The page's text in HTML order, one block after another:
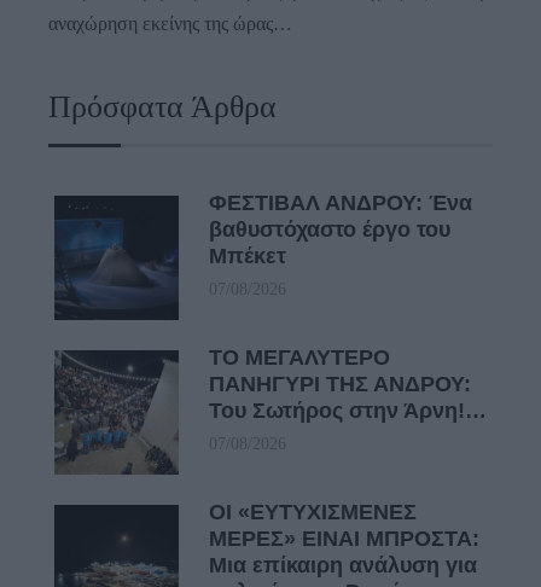
αναχώρηση εκείνης της ώρας…
Πρόσφατα Άρθρα
ΦΕΣΤΙΒΑΛ ΑΝΔΡΟΥ: Ένα
βαθυστόχαστο έργο του
Μπέκετ
07/08/2026
ΤΟ ΜΕΓΑΛΥΤΕΡΟ
ΠΑΝΗΓΥΡΙ ΤΗΣ ΑΝΔΡΟΥ:
Του Σωτήρος στην Άρνη!…
07/08/2026
ΟΙ «ΕΥΤΥΧΙΣΜΕΝΕΣ
ΜΕΡΕΣ» ΕΙΝΑΙ ΜΠΡΟΣΤΑ:
Μια επίκαιρη ανάλυση για